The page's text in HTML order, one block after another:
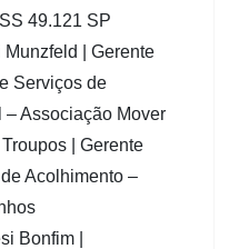
49.121 SP
| Gerente
Serviços de
Associação Mover
| Gerente
Acolhimento –
Bonfim |